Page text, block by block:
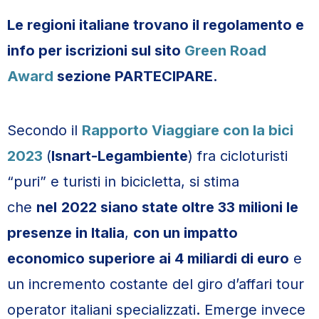
Le regioni italiane trovano il regolamento e
info per iscrizioni sul sito Green Road
Award sezione PARTECIPARE.
Secondo il Rapporto Viaggiare con la bici
2023 (Isnart-Legambiente) fra cicloturisti
“puri” e turisti in bicicletta, si stima
che nel 2022 siano state oltre 33 milioni le
presenze in Italia, con un impatto
economico superiore ai 4 miliardi di euro e
un incremento costante del giro d’affari tour
operator italiani specializzati. Emerge invece